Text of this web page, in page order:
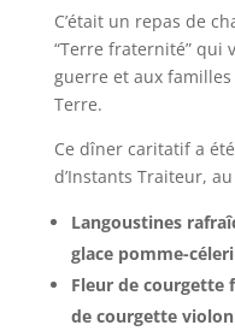
C’était un repas de
“Terre fraternité” qui
guerre et aux familles
Terre.
Ce dîner caritatif a
d’Instants Traiteur,
Langoustines
glace pomme-
Fleur de courgette
de courgette